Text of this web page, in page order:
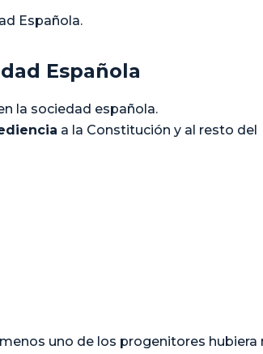
Española.
Española
la sociedad española.
a la Constitución y al resto del
uno de los progenitores hubiera